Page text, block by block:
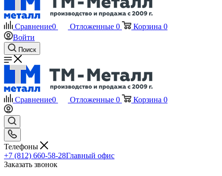
Сравнение0 Отложенные 0 Корзина 0
Войти
Поиск
Сравнение0 Отложенные 0 Корзина 0
Телефоны
+7 (812) 660-58-28Главный офис
Заказать звонок